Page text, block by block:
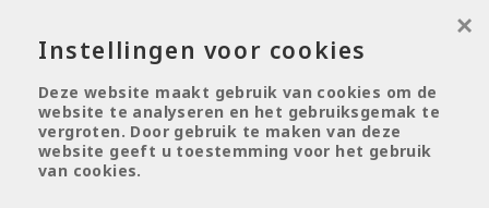
Menu overslaan en naar de inhoud gaan
Helaas, dit pand is verkocht
Instellingen voor cookies
Deze website maakt gebruik van cookies om de
website te analyseren en het gebruiksgemak te
vergroten. Door gebruik te maken van deze
website geeft u toestemming voor het gebruik
van cookies.
×